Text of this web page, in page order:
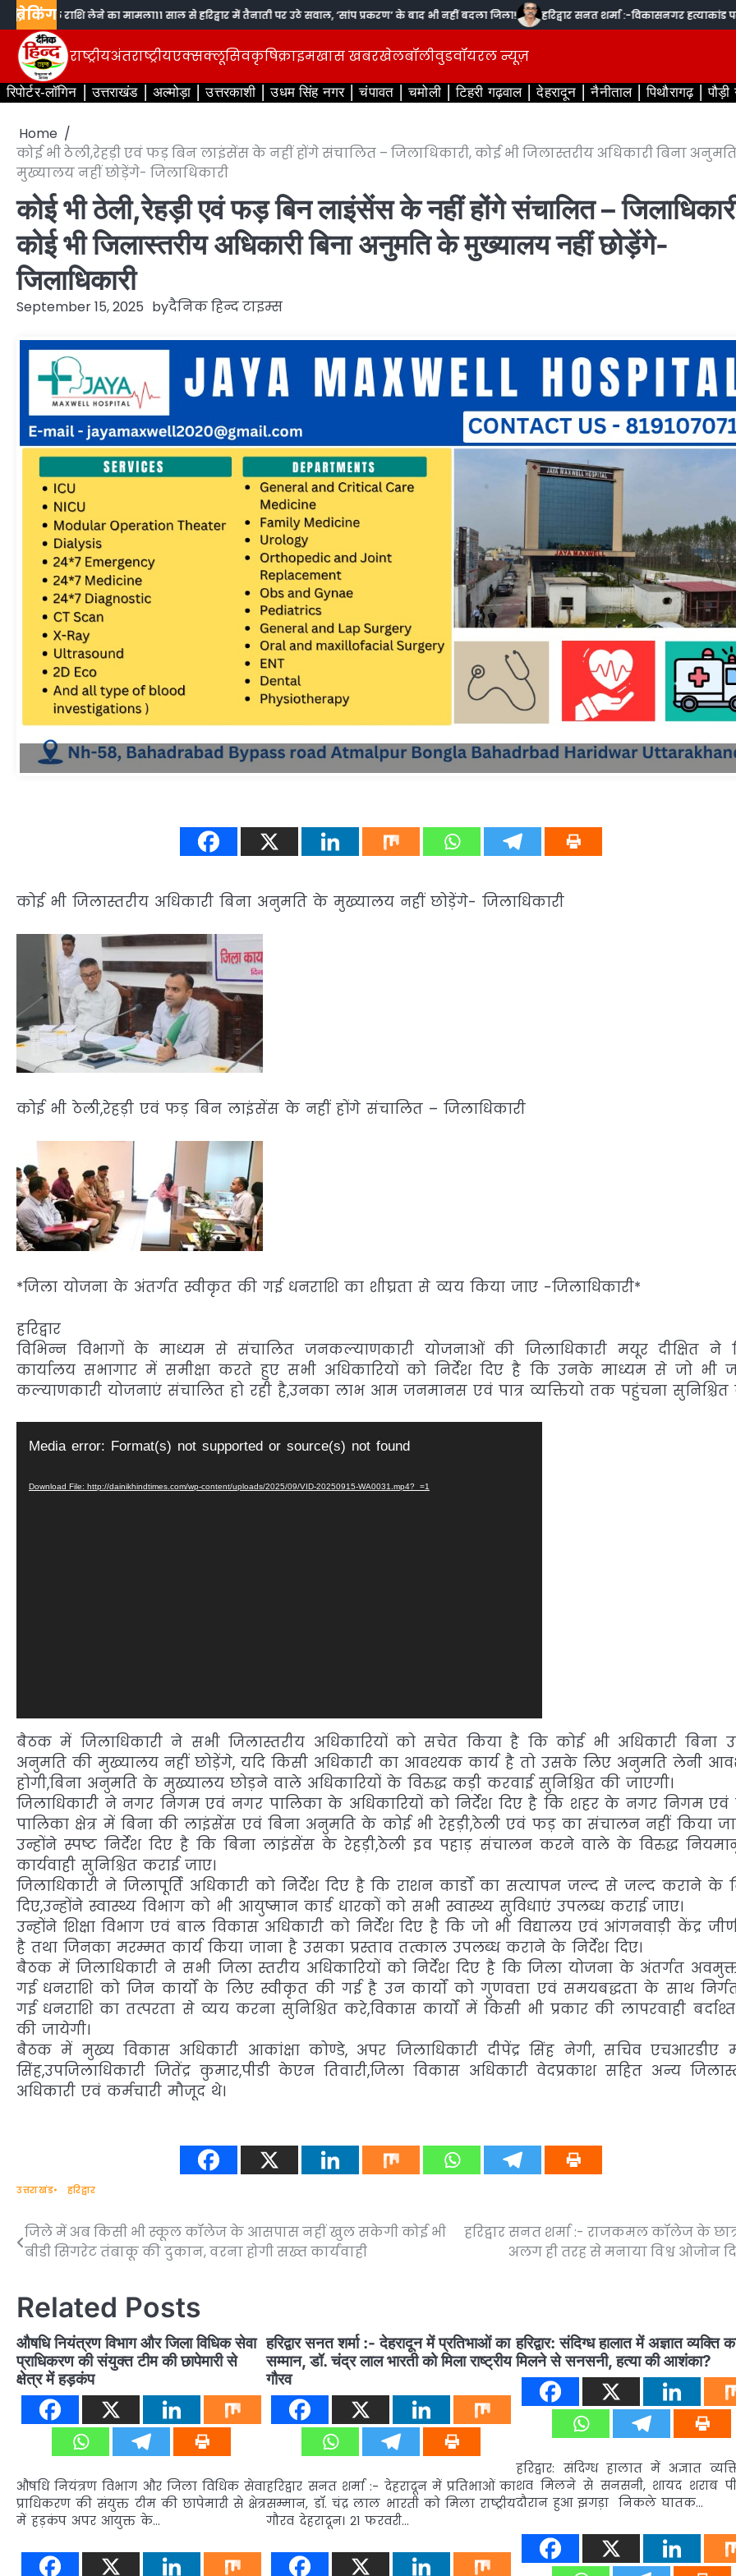
Skip
to
content
ब्रेकिंग
अधिक राशि लेने का मामला11 साल से हरिद्वार में तैनाती पर उठे सवाल, ‘सांप प्रकरण’ के बाद भी नहीं बदला जिला! हरिद्वार सनत शर्मा :-विकासनगर हत्याकांड पर
राष्ट्रीयअंतराष्ट्रीयएक्सक्लूसिवकृषिक्राइमखास खबरखेलबॉलीवुडवॉयरल न्यूज़
रिपोर्टर-लॉगिन उत्तराखंड अल्मोड़ा उत्तरकाशी उधम सिंह नगर चंपावत चमोली टिहरी गढ़वाल देहरादून नैनीताल पिथौरागढ़
Home
कोई भी ठेली,रेहड़ी एवं फड़ बिन लाइंसेंस के नहीं होंगे संचालित – जिलाधिकारी, कोई भी जिलास्तरीय अधिकारी बिना
मुख्यालय नहीं छोड़ेंगे- जिलाधिकारी
कोई भी ठेली,रेहड़ी एवं फड़ बिन लाइंसेंस के नहीं होंगे संचालित –
कोई भी जिलास्तरीय अधिकारी बिना अनुमति के मुख्यालय नहीं छोड़ेंगे-
जिलाधिकारी
September 15, 2025 byदैनिक हिन्द टाइम्स
कोई भी जिलास्तरीय अधिकारी बिना अनुमति के मुख्यालय नहीं छोड़ेंगे- जिलाधिकारी
कोई भी ठेली,रेहड़ी एवं फड़ बिन लाइंसेंस के नहीं होंगे संचालित – जिलाधिकारी
*जिला योजना के अंतर्गत स्वीकृत की गई धनराशि का शीघ्रता से व्यय किया जाए -जिलाधिकारी*
हरिद्वार
विभिन्न विभागों के माध्यम से संचालित जनकल्याणकारी योजनाओं की जिलाधिकारी मयूर दीक्षित ने
कार्यालय सभागार में समीक्षा करते हुए सभी अधिकारियों को निर्देश दिए है कि उनके माध्यम से जो भी
कल्याणकारी योजनाएं संचालित हो रही है,उनका लाभ आम जनमानस एवं पात्र व्यक्तियो तक पहुंचना सुनिश्चित
Player
Media error: Format(s) not supported or source(s) not found
Download File: http://dainikhindtimes.com/wp-content/uploads/2025/09/VID-20250915-WA0031.mp4?_=1
बैठक में जिलाधिकारी ने सभी जिलास्तरीय अधिकारियों को सचेत किया है कि कोई भी अधिकारी बिना
अनुमति की मुख्यालय नहीं छोड़ेंगे, यदि किसी अधिकारी का आवश्यक कार्य है तो उसके लिए अनुमति लेनी
होगी,बिना अनुमति के मुख्यालय छोड़ने वाले अधिकारियों के विरुद्ध कड़ी करवाई सुनिश्चित की जाएगी।
जिलाधिकारी ने नगर निगम एवं नगर पालिका के अधिकारियों को निर्देश दिए है कि शहर के नगर निगम
पालिका क्षेत्र में बिना की लाइंसेंस एवं बिना अनुमति के कोई भी रेहड़ी,ठेली एवं फड़ का संचालन नहीं किया
उन्होंने स्पष्ट निर्देश दिए है कि बिना लाइंसेंस के रेहड़ी,ठेली इव पहाड़ संचालन करने वाले के विरुद्ध
कार्यवाही सुनिश्चित कराई जाए।
जिलाधिकारी ने जिलापूर्ति अधिकारी को निर्देश दिए है कि राशन कार्डों का सत्यापन जल्द से जल्द कराने के
दिए,उन्होंने स्वास्थ्य विभाग को भी आयुष्मान कार्ड धारकों को सभी स्वास्थ्य सुविधाएं उपलब्ध कराई जाए।
उन्होंने शिक्षा विभाग एवं बाल विकास अधिकारी को निर्देश दिए है कि जो भी विद्यालय एवं आंगनवाड़ी केंद्र
है तथा जिनका मरम्मत कार्य किया जाना है उसका प्रस्ताव तत्काल उपलब्ध कराने के निर्देश दिए।
बैठक में जिलाधिकारी ने सभी जिला स्तरीय अधिकारियों को निर्देश दिए है कि जिला योजना के अंतर्गत
गई धनराशि को जिन कार्यों के लिए स्वीकृत की गई है उन कार्यों को गुणवत्ता एवं समयबद्धता के साथ
गई धनराशि का तत्परता से व्यय करना सुनिश्चित करे,विकास कार्यों में किसी भी प्रकार की लापरवाही
की जायेगी।
बैठक में मुख्य विकास अधिकारी आकांक्षा कोण्डे, अपर जिलाधिकारी दीपेंद्र सिंह नेगी, सचिव एचआरडीए
सिंह,उपजिलाधिकारी जितेंद्र कुमार,पीडी केएन तिवारी,जिला विकास अधिकारी वेदप्रकाश सहित अन्य
अधिकारी एवं कर्मचारी मौजूद थे।
उत्तराखंड हरिद्वार
Post
जिले में अब किसी भी स्कूल कॉलेज के आसपास नहीं खुल सकेगी कोई भी
बीडी सिगरेट तंबाकू की दुकान, वरना होगी सख्त कार्यवाही
हरिद्वार सनत शर्मा :- राजकमल कॉलेज के
अलग ही तरह से मनाया विश्व ओजोन
Related Posts
औषधि नियंत्रण विभाग और जिला विधिक सेवा
प्राधिकरण की संयुक्त टीम की छापेमारी से
क्षेत्र में हड़कंप
औषधि नियंत्रण विभाग और जिला विधिक सेवा
प्राधिकरण की संयुक्त टीम की छापेमारी से क्षेत्र
में हड़कंप अपर आयुक्त के…
हरिद्वार सनत शर्मा :- देहरादून में प्रतिभाओं का
सम्मान, डॉ. चंद्र लाल भारती को मिला राष्ट्रीय
गौरव
हरिद्वार सनत शर्मा :- देहरादून में प्रतिभाओं का
सम्मान, डॉ. चंद्र लाल भारती को मिला राष्ट्रीय
गौरव देहरादून। 21 फरवरी…
हरिद्वार: संदिग्ध हालात में अज्ञात व्यक्ति
मिलने से सनसनी, हत्या की आशंका?
हरिद्वार: संदिग्ध हालात में अज्ञात
शव मिलने से सनसनी, शायद शराब
दौरान हुआ झगड़ा निकले घातक…